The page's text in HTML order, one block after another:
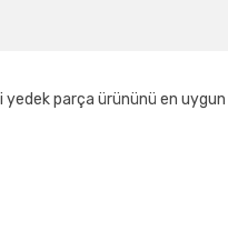
yedek parça ürününü en